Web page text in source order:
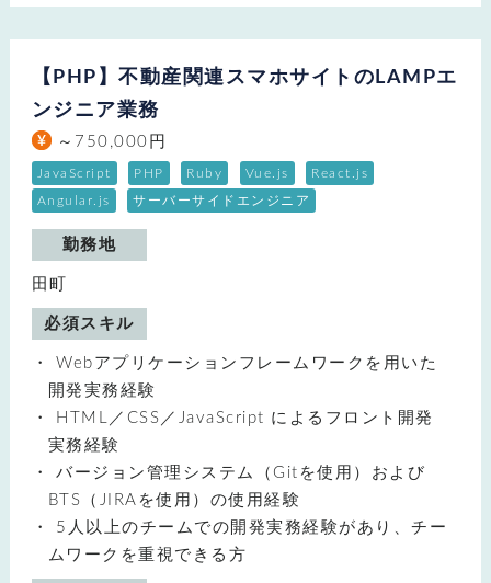
【PHP】不動産関連スマホサイトのLAMPエ
ンジニア業務
～750,000円
JavaScript PHP Ruby Vue.js React.js
Angular.js サーバーサイドエンジニア
勤務地
田町
必須スキル
Webアプリケーションフレームワークを用いた
開発実務経験
HTML／CSS／JavaScript によるフロント開発
実務経験
バージョン管理システム（Gitを使用）および
BTS（JIRAを使用）の使用経験
5人以上のチームでの開発実務経験があり、チー
ムワークを重視できる方